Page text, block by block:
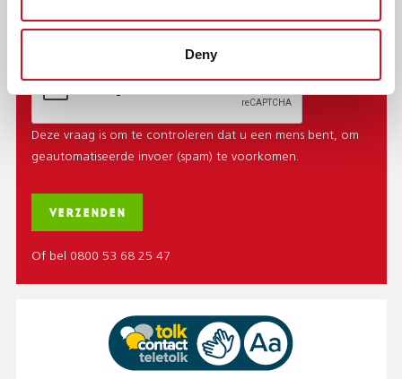
Deny
Deze vraag is om te controleren dat u een mens bent, om
geautomatiseerde invoer (spam) te voorkomen.
Of bel 0800 53 68 25 47